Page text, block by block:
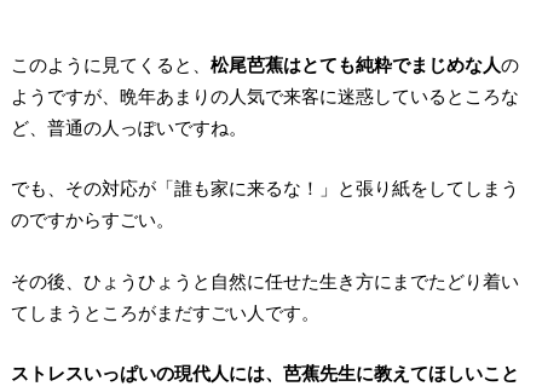
このように見てくると、 松尾芭蕉はとても純粋でまじめな人の
ようですが、晩年あまりの人気で来客に迷惑しているところな
ど、普通の人っぽいですね。
でも、その対応が「誰も家に来るな！」と張り紙をしてしまう
のですからすごい。
その後、ひょうひょうと自然に任せた生き方にまでたどり着い
てしまうところがまだすごい人です。
ストレスいっぱいの現代人には、芭蕉先生に教えてほしいこと